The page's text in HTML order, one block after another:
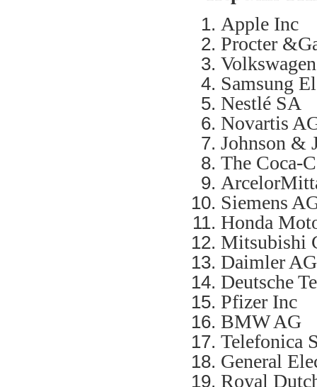
Apple Inc
Procter
Samsung
Nestlé SA
Novartis
Johnson &
The Coca-
Siemens
Honda
Mitsubishi
Daimler AG
Deutsche
Pfizer Inc
BMW AG
Telefonica
General
Royal